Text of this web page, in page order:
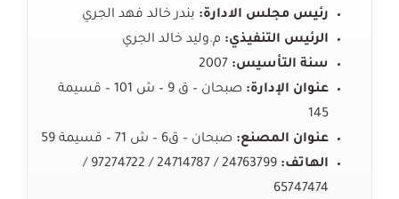
رئيس مجلس الادارة: بندر خالد فهد الجري
الرئيس التنفيذي: م.وليد خالد الجري
سنة التأسيس: 2007
عنوان الإدارة: صبحان – ق ش
قسيمة
145
عنوان المصنع: صبحان – ق6 – ش قسيمة59
الهاتف:
24763799 / 24714787 / 97274722 /
65747474